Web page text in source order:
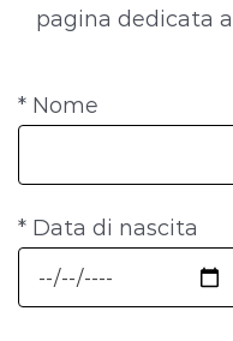
pagina dedicata al
* Nome
* Data di nascita